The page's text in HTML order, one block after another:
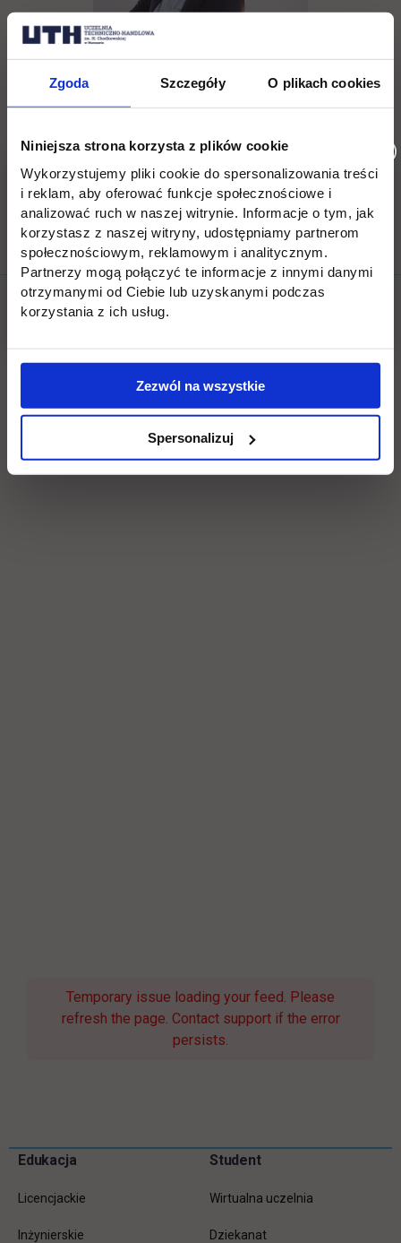
Zgoda Szczegóły O plikach cookies
Niniejsza strona korzysta z plików cookie
Wykorzystujemy pliki cookie do spersonalizowania treści
i reklam, aby oferować funkcje społecznościowe i
analizować ruch w naszej witrynie. Informacje o tym, jak
korzystasz z naszej witryny, udostępniamy partnerom
społecznościowym, reklamowym i analitycznym.
Partnerzy mogą połączyć te informacje z innymi danymi
otrzymanymi od Ciebie lub uzyskanymi podczas
korzystania z ich usług.
Zezwól na wszystkie
Spersonalizuj
Eliza Kotomska
tel. (22) 262 88 89,
rekrutacja.jagiellonska@uth.edu.pl
Social & media UTH
Filter network:
Temporary issue loading your feed. Please
refresh the page. Contact support if the error
persists.
Pomiń
Informacje w stopce
Edukacja
Licencjackie
Inżynierskie
Student
Wirtualna uczelnia
Dziekanat